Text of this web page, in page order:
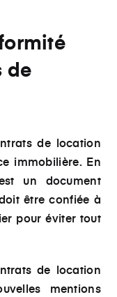
de
de location
immobilière. En
un document
être confiée à
pour éviter tout
de location
mentions